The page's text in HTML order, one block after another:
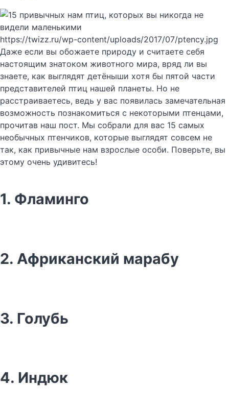
https://twizz.ru/wp-content/uploads/2017/07/ptency.jpg
Даже если вы обожаете природу и считаете себя
настоящим знатоком животного мира, вряд ли вы
знаете, как выглядят детёныши хотя бы пятой части
представителей птиц нашей планеты. Но не
расстраиваетесь, ведь у вас появилась замечательная
возможность познакомиться с некоторыми птенцами,
прочитав наш пост. Мы собрали для вас 15 самых
необычных птенчиков, которые выглядят совсем не
так, как привычные нам взрослые особи. Поверьте, вы
этому очень удивитесь!
1. Фламинго
2. Африканский марабу
3. Голубь
4. Индюк